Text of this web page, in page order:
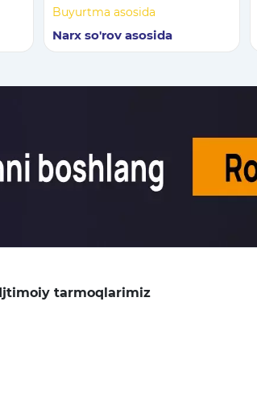
Buyurtma asosida
Narx so'rov asosida
Ijtimoiy tarmoqlarimiz